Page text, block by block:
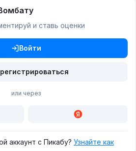
и ставь оценки
Войти
или через
аккаунт с Пикабу? Узнайте как